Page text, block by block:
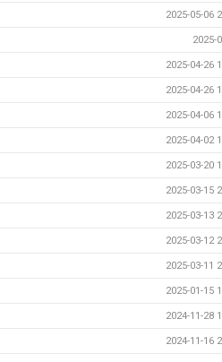
2025-05-06
2025-
2025-04-26
2025-04-26
2025-04-06
2025-04-02
2025-03-20
2025-03-15
2025-03-13
2025-03-12
2025-03-11
2025-01-15
2024-11-28
2024-11-16